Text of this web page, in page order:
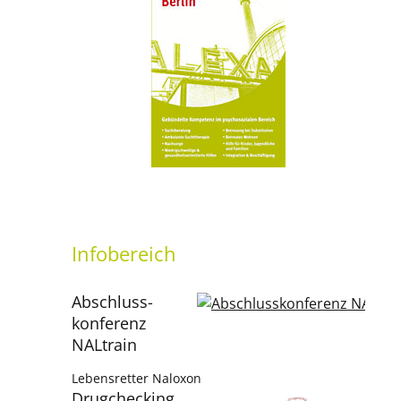
Infobereich
Abschluss­
konferenz
NALtrain
Lebensretter Naloxon